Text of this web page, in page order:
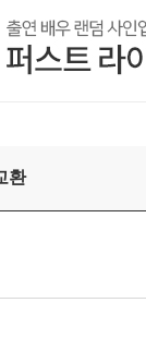
그린 컬러 2LP]
환